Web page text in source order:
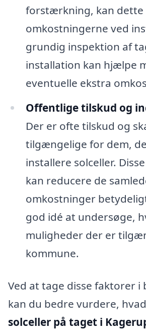
forstærkning, kan dette
omkostningerne ved
grundig inspektion af
installation kan hjælpe
eventuelle ekstra
Offentlige tilskud og
Der er ofte tilskud og
tilgængelige for dem,
installere solceller.
kan reducere de
omkostninger
god idé at undersøge,
muligheder der er
kommune.
Ved at tage disse faktorer
kan du bedre vurdere,
solceller på taget i